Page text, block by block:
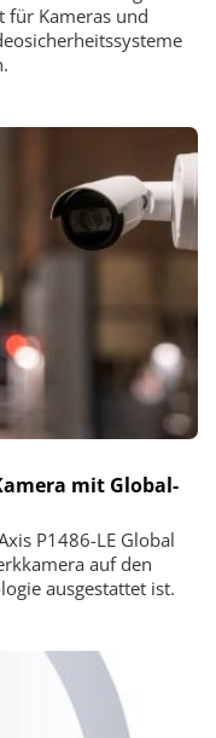
für Kameras und
mit Global-
P1486-LE Global
auf den
ausgestattet ist.